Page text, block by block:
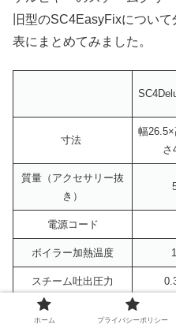
旧型のSC4EasyFixについ
表にまとめてみました。
寸法
幅
さ
質量（アクセサリー抜
き）
電源コード
ボイラー加熱温度
スチーム吐出圧力
ヒートアップ（加熱）
ホーム プライバシーポリシー